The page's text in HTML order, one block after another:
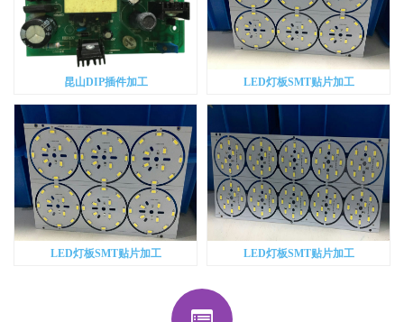
昆山DIP插件加工 LED灯板SMT贴片加工
LED灯板SMT贴片加工 LED灯板SMT贴片加工